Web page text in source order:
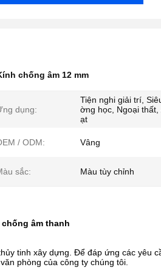
chống âm 12 mm
dụng:
Tiện nghi giải trí,
ờng học, Ngoại
ạt
/ ODM: Vâng
sắc: Màu tùy chỉnh
âm thanh
tinh xây dựng. Để đáp ứng các yêu
phòng của công ty chúng tôi.